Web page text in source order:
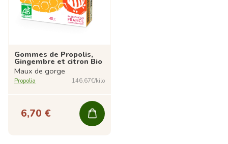
Gommes de Propolis,
Gingembre et citron Bio
Maux de gorge
Propolia 146,67€/kilo
6,70 €